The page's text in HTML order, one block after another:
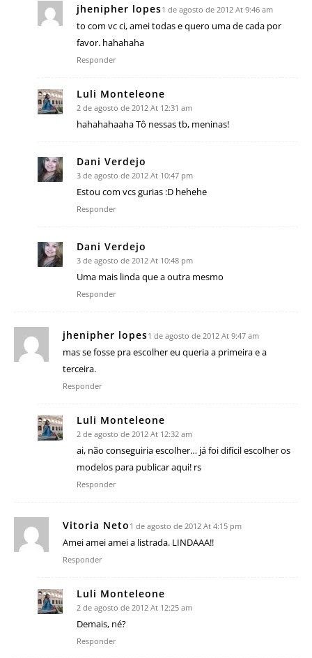
jhenipher lopes1 de agosto de 2012 At 9:46 am
to com vc ci, amei todas e quero uma de cada por
favor. hahahaha
Responder
Luli Monteleone
2 de agosto de 2012 At 12:31 am
hahahahaaha Tô nessas tb, meninas!
Dani Verdejo
3 de agosto de 2012 At 10:47 pm
Estou com vcs gurias :D hehehe
Responder
Dani Verdejo
3 de agosto de 2012 At 10:48 pm
Uma mais linda que a outra mesmo
Responder
jhenipher lopes1 de agosto de 2012 At 9:47 am
mas se fosse pra escolher eu queria a primeira e a
terceira.
Responder
Luli Monteleone
2 de agosto de 2012 At 12:32 am
ai, não conseguiria escolher… já foi difícil escolher os
modelos para publicar aqui! rs
Responder
Vitoria Neto 1 de agosto de 2012 At 4:15 pm
Amei amei amei a listrada. LINDAAA!!
Responder
Luli Monteleone
2 de agosto de 2012 At 12:25 am
Demais, né?
Responder